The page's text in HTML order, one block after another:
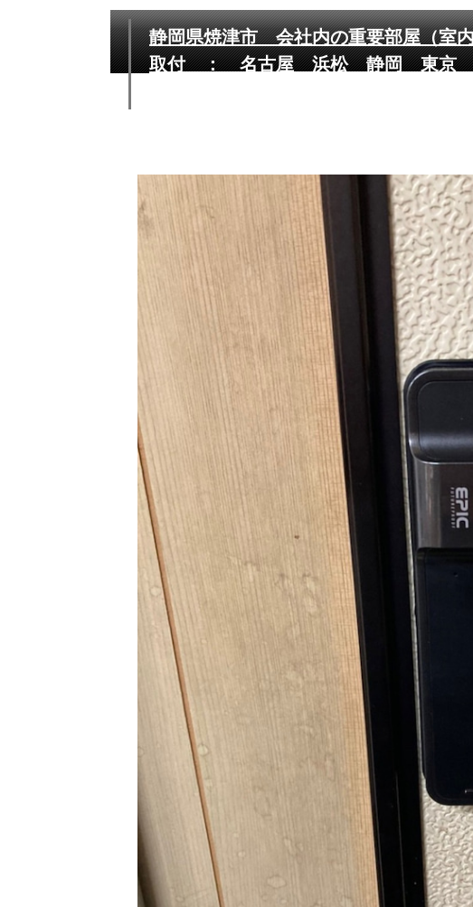
静岡県焼津市 会社内の重要部屋（室
取付 ： 名古屋 浜松 静岡 東京